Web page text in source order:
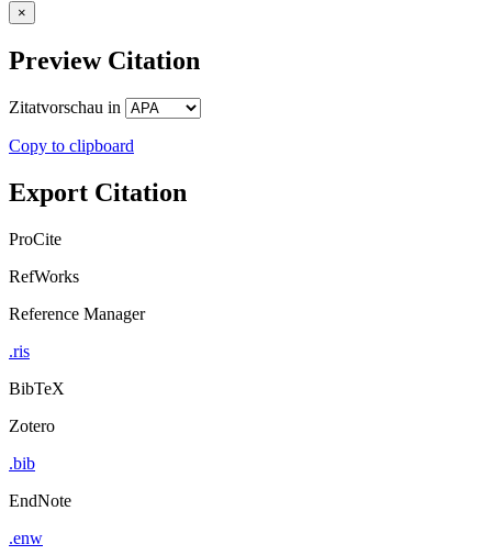
×
Preview Citation
Zitatvorschau in
Copy to clipboard
Export Citation
ProCite
RefWorks
Reference Manager
.ris
BibTeX
Zotero
.bib
EndNote
.enw